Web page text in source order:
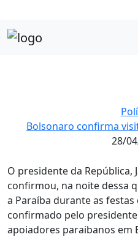
Bolsonaro confirma
28/
O presidente da República,
confirmou, na noite dessa
a Paraíba durante as festas
confirmado pelo
apoiadores paraibanos em